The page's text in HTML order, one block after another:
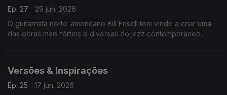
Ep. 27
29 jun. 2026
O guitarrista norte-americano Bill Frisell tem vindo a criar uma
das obras mais férteis e diversas do jazz contemporâneo.
Versões & Inspirações
Ep. 25
17 jun. 2026